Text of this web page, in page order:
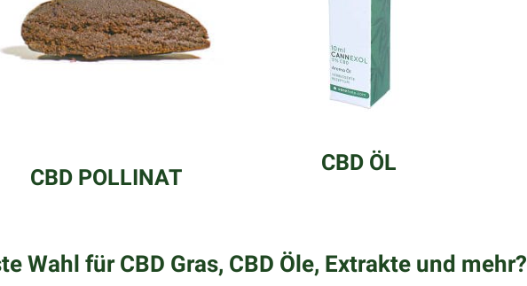
CBD POLLINAT
CBD ÖL
Wahl für CBD Gras, CBD Öle, Extrakte und mehr?